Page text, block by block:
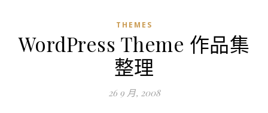
THEMES
WordPress Theme 作品集
整理
26 9 月, 2008